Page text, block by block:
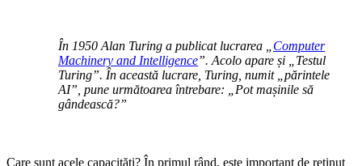
În 1950 Alan Turing a publicat lucrarea „ Computer
Machinery and Intelligence”. Acolo apare și „Testul
Turing”. În această lucrare, Turing, numit „părintele
AI”, pune următoarea întrebare: „Pot mașinile să
gândească?”
Care sunt acele capacități? În primul rând, este important de reținut